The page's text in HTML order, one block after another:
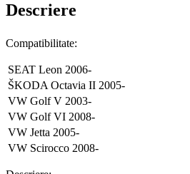
Golf
Descriere
Compatibilitate:
SEAT Leon 2006-
ŠKODA Octavia II 2005-
VW Golf V 2003-
VW Golf VI 2008-
VW Jetta 2005-
VW Scirocco 2008-